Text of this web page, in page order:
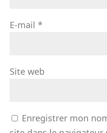
E-mail *
Site web
Enregistrer mon